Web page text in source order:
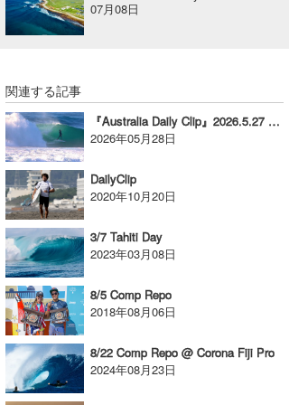
07月08日
関連する記事
『Australia Daily Clip』2026.5.27 @ The Beach
2026年05月28日
DailyClip
2020年10月20日
3/7 Tahiti Day
2023年03月08日
8/5 Comp Repo
2018年08月06日
8/22 Comp Repo @ Corona Fiji Pro
2024年08月23日